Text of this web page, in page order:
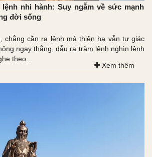
nhi hành: Suy ngẫm về sức mạnh
đời sống
chẳng cần ra lệnh mà thiên hạ vẫn tự giác
ngay thẳng, dẫu ra trăm lệnh nghìn lệnh
theo...
Xem thêm